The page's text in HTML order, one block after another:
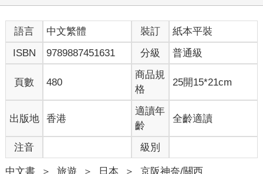
語言 中文繁體 裝訂
紙本平裝
ISBN
9789887451631 分級 普通級
頁數 480
商品規
格
25開15*21cm
出版地 香港
適讀年
齡
全齡適讀
注音 級別
中文書 ＞ 旅遊 ＞ 日本 ＞ 京阪神奈/關西